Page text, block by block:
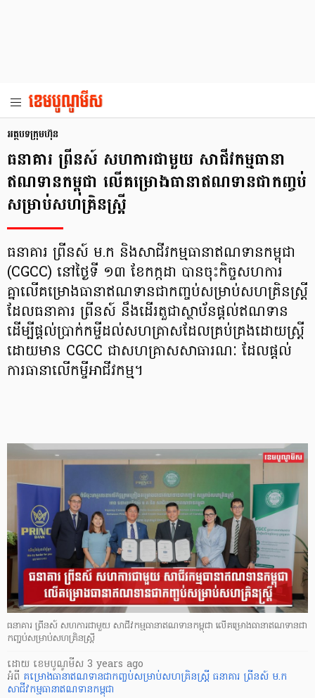
អត្ថបទក្រុមហ៊ុន
ធនាគារ ព្រីនស៍ សហការជាមួយ សាជីវកម្មធានា
ឥណទានកម្ពុជា លើគម្រោងធានាឥណទានជាកញ្ចប់
សម្រាប់សហគ្រិនស្ត្រី
ធនាគារ ព្រីនស៍ ម.ក និងសាជីវកម្មធានាឥណទានកម្ពុជា
(CGCC) នៅថ្ងៃទី ១៣ ខែកក្កដា បានចុះកិច្ចសហការ
គ្នាលើគម្រោងធានាឥណទានជាកញ្ចប់សម្រាប់សហគ្រិនស្ត្រី
ដែលធនាគារ ព្រីនស៍ នឹងដើរតួជាស្ថាប័នផ្តល់ឥណទាន
ដើម្បីផ្តល់ប្រាក់កម្ចីដល់សហគ្រាសដែលគ្រប់គ្រងដោយស្ត្រី
ដោយមាន CGCC ជាសហគ្រាសសាធារណៈ ដែលផ្តល់
ការធានាលើកម្ចីអាជីវកម្ម។
ធនាគារ ព្រីនស៍ សហការជាមួយ សាជីវកម្មធានាឥណទានកម្ពុជា លើគម្រោងធានាឥណទានជា
កញ្ចប់សម្រាប់សហគ្រិនស្ត្រី
ដោយ ​ ខេមបូណូមីស 3 years ago
អំពី គម្រោងធានាឥណទានជាកញ្ចប់សម្រាប់សហគ្រិនស្ត្រី ធនាគារ ព្រីនស៍ ម.ក
សាជីវកម្មធានាឥណទានកម្ពុជា